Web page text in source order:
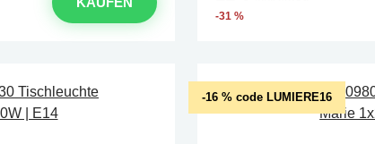
-31 %
-16 % code LUMIERE16